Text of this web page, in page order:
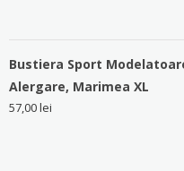
Bustiera Sport
Alergare, Marimea XL
57,00lei